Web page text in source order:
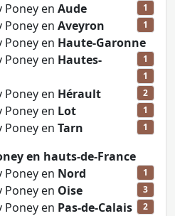
Poney en Aude 1
Poney en Aveyron 1
Poney en Haute-Garonne
1
Poney en Hautes-
1
Poney en Hérault 2
Poney en Lot 1
Poney en Tarn 1
en hauts-de-France
Poney en Nord 1
Poney en Oise 3
Poney en Pas-de-Calais 2